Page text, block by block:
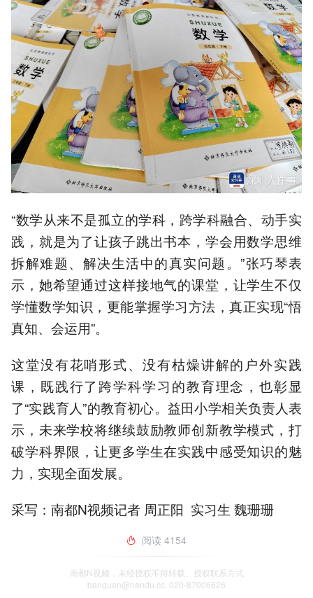
“数学从来不是孤立的学科，跨学科融合、动手实
践，就是为了让孩子跳出书本，学会用数学思维
拆解难题、解决生活中的真实问题。”张巧琴表
示，她希望通过这样接地气的课堂，让学生不仅
学懂数学知识，更能掌握学习方法，真正实现“悟
真知、会运用”。
这堂没有花哨形式、没有枯燥讲解的户外实践
课，既践行了跨学科学习的教育理念，也彰显
了“实践育人”的教育初心。益田小学相关负责人表
示，未来学校将继续鼓励教师创新教学模式，打
破学科界限，让更多学生在实践中感受知识的魅
力，实现全面发展。
采写：南都N视频记者 周正阳 实习生 魏珊珊
阅读 4154
南都N视频，未经授权不得转载、授权联系方式
banquan@nandu.cc. 020-87006626